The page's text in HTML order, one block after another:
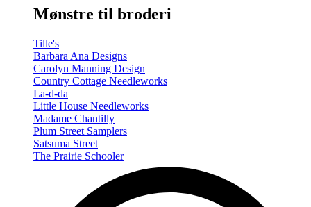
(Volume
Mønstre til broderi
Tille's
Barbara Ana Designs
Carolyn Manning Design
Country Cottage Needleworks
La-d-da
Little House Needleworks
Madame Chantilly
Plum Street Samplers
Satsuma Street
The Prairie Schooler